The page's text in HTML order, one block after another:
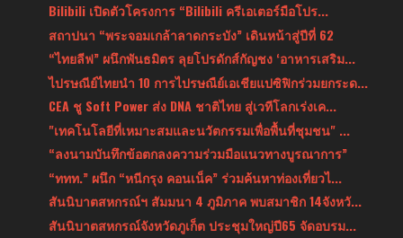
Bilibili เปิดตัวโครงการ “Bilibili ครีเอเตอร์มือโปร...
สถาปนา “พระจอมเกล้าลาดกระบัง” เดินหน้าสู่ปีที่ 62
“ไทยลีฟ” ผนึกพันธมิตร ลุยโปรดักส์กัญชง ‘อาหารเสริม...
ไปรษณีย์ไทยนำ 10 การไปรษณืย์เอเชียแปซิฟิกร่วมยกระด...
CEA ชู Soft Power ส่ง DNA ชาติไทย สู่เวทีโลกเร่งเค...
"เทคโนโลยีที่เหมาะสมและนวัตกรรมเพื่อพื้นที่ชุมชน" ...
“ลงนามบันทึกข้อตกลงความร่วมมือแนวทางบูรณาการ”
“ททท.” ผนึก “หนีกรุง คอนเน็ค” ร่วมค้นหาท่องเที่ยวไ...
สันนิบาตสหกรณ์ฯ สัมมนา 4 ภูมิภาค พบสมาชิก 14จังหวั...
สันนิบาตสหกรณ์จังหวัดภูเก็ต ประชุมใหญ่ปี65 จัดอบรม...